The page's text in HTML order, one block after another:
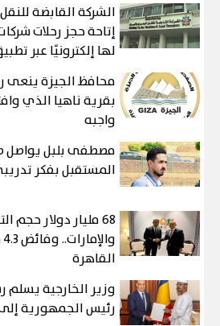
الشركة القابضة
إتاحة حجز رحلات
لها إلكترونيًا عبر
محافظ الجيزة ينعى
بقرية ناهيا الذي
واجبه
مصطفى بلبل يواصل
المستقبل بفكر
68 مليار دولار حجم
القاهرة
وزير الخارجية
رئيس الجمهورية